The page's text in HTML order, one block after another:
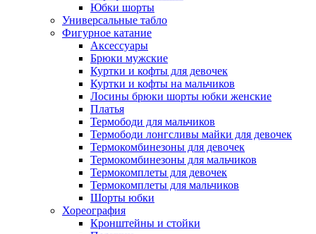
Юбки шорты
Универсальные табло
Фигурное катание
Аксессуары
Брюки мужские
Куртки и кофты для девочек
Куртки и кофты на мальчиков
Лосины брюки шорты юбки женские
Платья
Термободи для мальчиков
Термободи лонгсливы майки для девочек
Термокомбинезоны для девочек
Термокомбинезоны для мальчиков
Термокомплеты для девочек
Термокомплеты для мальчиков
Шорты юбки
Хореография
Кронштейны и стойки